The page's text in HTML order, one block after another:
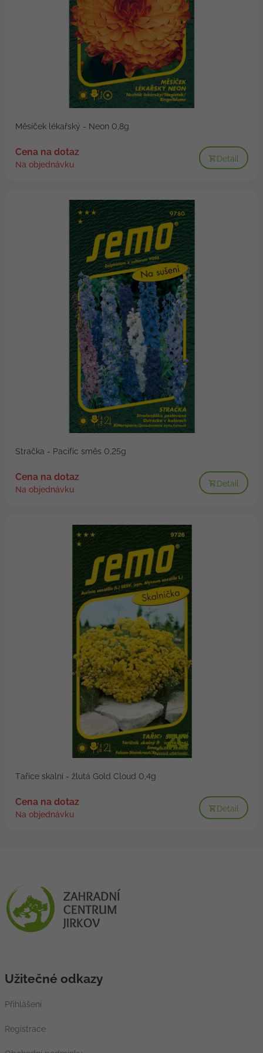
Měsíček lékařský - Neon 0,8g
Cena na dotaz
Na objednávku
Detail
Stračka - Pacific směs 0,25g
Cena na dotaz
Na objednávku
Detail
Tařice skalní - žlutá Gold Cloud 0,4g
Cena na dotaz
Na objednávku
Detail
Užitečné odkazy
Přihlášení
Registrace